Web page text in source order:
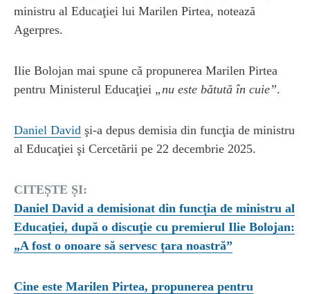
ministru al Educaţiei lui Marilen Pirtea, notează
Agerpres.
Ilie Bolojan mai spune că propunerea Marilen Pirtea
pentru Ministerul Educaţiei „nu este bătută în cuie”.
Daniel David şi-a depus demisia din funcţia de ministru
al Educaţiei şi Cercetării pe 22 decembrie 2025.
CITEȘTE ȘI:
Daniel David a demisionat din funcția de ministru al
Educației, după o discuţie cu premierul Ilie Bolojan:
„A fost o onoare să servesc țara noastră”
Cine este Marilen Pirtea, propunerea pentru